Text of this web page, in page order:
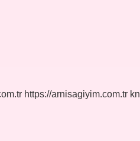
https://arnisagiyim.com.tr